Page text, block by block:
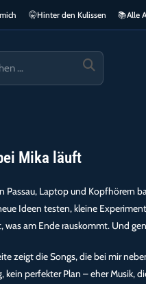
🤫Hinter den Kulissen 📚Alle
Mika läuft
Passau, Laptop und Kopfhörern
Ideen testen, kleine
was am Ende rauskommt. Und
zeigt die Songs, die bei mir
kein perfekter Plan – eher Musik,